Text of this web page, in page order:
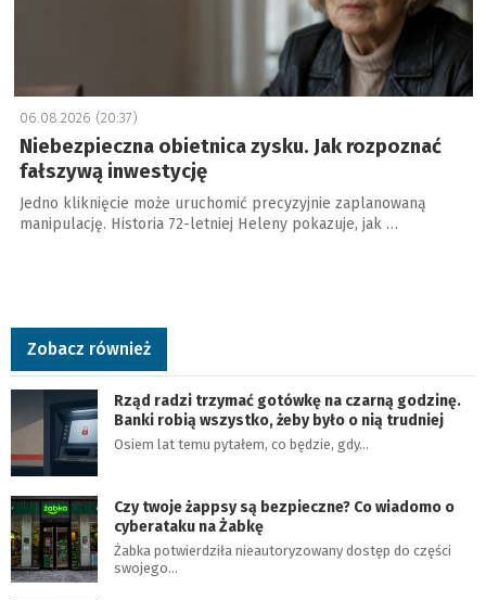
06.08.2026 (20:37)
Niebezpieczna obietnica zysku. Jak rozpoznać
fałszywą inwestycję
Jedno kliknięcie może uruchomić precyzyjnie zaplanowaną
manipulację. Historia 72-letniej Heleny pokazuje, jak …
Zobacz również
Rząd radzi trzymać gotówkę na czarną godzinę.
Banki robią wszystko, żeby było o nią trudniej
Osiem lat temu pytałem, co będzie, gdy…
Czy twoje żappsy są bezpieczne? Co wiadomo o
cyberataku na Żabkę
Żabka potwierdziła nieautoryzowany dostęp do części
swojego…